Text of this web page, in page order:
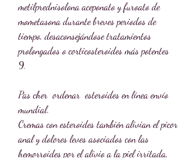
metilprednisolona aceponato y furoato de
mometasona durante breves periodos de
tiempo, desaconsejándose tratamientos
prolongados o corticosteroides más potentes
9.
Pas cher  ordenar  esteroides en línea envío
mundial.
Cremas con esteroides también alivian el picor
anal y dolores leves asociados con las
hemorroides por el alivio a la piel irritada,